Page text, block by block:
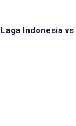
Indonesia